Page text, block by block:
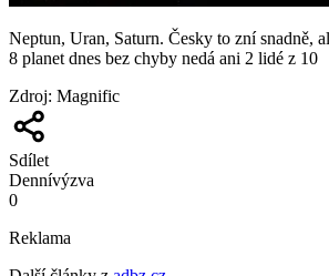
Neptun, Uran, Saturn. Česky to zní snadně,
8 planet dnes bez chyby nedá ani 2 lidé z 10
Zdroj: Magnific
Sdílet
Dennívýzva
0
Reklama